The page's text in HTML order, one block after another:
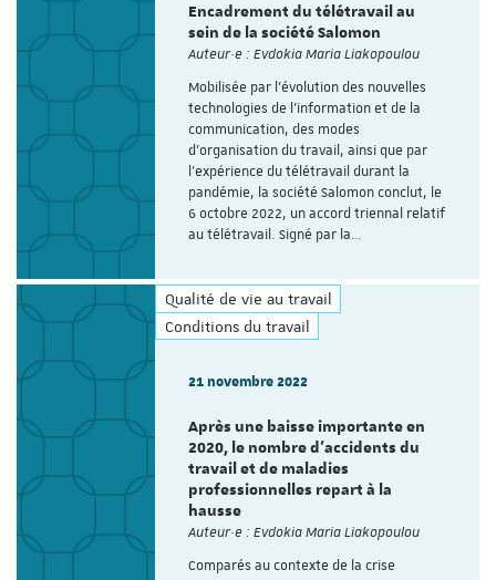
Encadrement du télétravail au
sein de la société Salomon
Auteur·e : Evdokia Maria Liakopoulou
Mobilisée par l'évolution des nouvelles
technologies de l'information et de la
communication, des modes
d'organisation du travail, ainsi que par
l’expérience du télétravail durant la
pandémie, la société Salomon conclut, le
6 octobre 2022, un accord triennal relatif
au télétravail. Signé par la…
Qualité de vie au travail
Conditions du travail
21 novembre 2022
Après une baisse importante en
2020, le nombre d'accidents du
travail et de maladies
professionnelles repart à la
hausse
Auteur·e : Evdokia Maria Liakopoulou
Comparés au contexte de la crise